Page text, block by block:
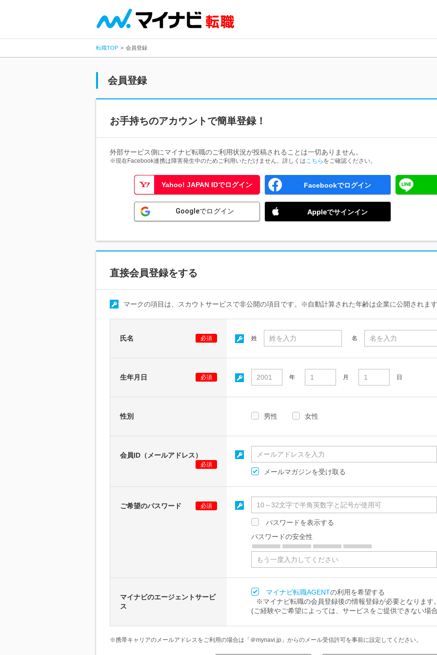
転職TOP 会員登録
会員登録
お手持ちのアカウントで簡単登録！
外部サービス側にマイナビ転職のご利用状況が投稿されることは一切ありません。
※現在Facebook連携は障害発生中のためご利用いただけません。詳しくはこちら をご確認ください。
Yahoo! JAPAN IDでログイン Facebookでログイン
Googleでログイン Appleでサインイン
直接会員登録をする
マークの項目は、スカウトサービスで非公開の項目です。※自動計算された年齢は企業に公開されま
氏名 必須 姓 名
生年月日 必須 年 月 日
性別 男性 女性
会員ID（メールアドレス）
必須
メールマガジンを受け取る
ご希望のパスワード 必須
パスワードを表示する
パスワードの安全性
マイナビのエージェントサービ
ス
マイナビ転職AGENTの利用を希望する
※マイナビ転職の会員登録後の情報登録が必要となります
(ご経験やご希望によっては、サービスをご提供できない場
※携帯キャリアのメールアドレスをご利用の場合は「＠mynavi.jp」からのメール受信許可を事前に設定してください。